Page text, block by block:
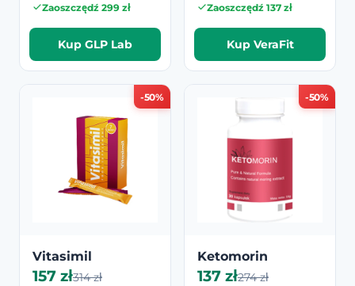
Zaoszczędź 299 zł
Kup GLP Lab
Zaoszczędź 137 zł
Kup VeraFit
-50%
Vitasimil
157 zł314 zł
-50%
Ketomorin
137 zł274 zł